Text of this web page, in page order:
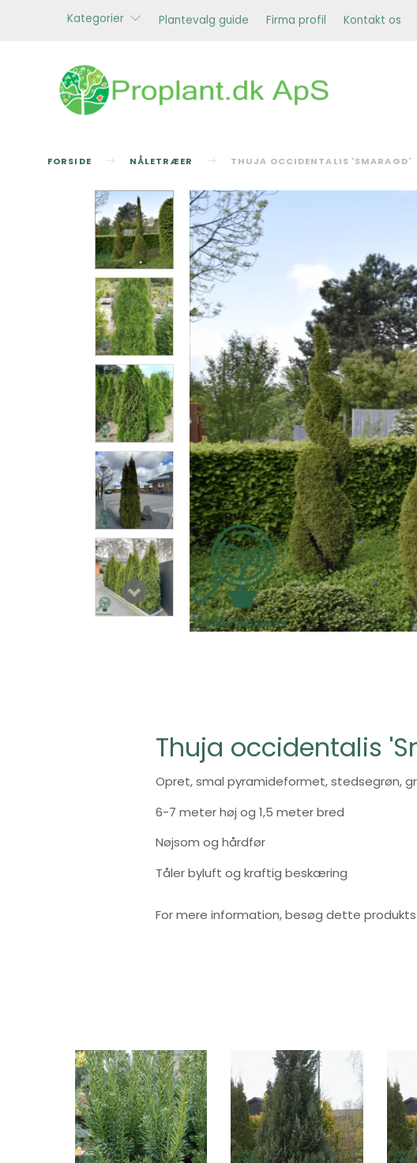
Kategorier Plantevalg guide Firma profil Kontakt os
FORSIDE NÅLETRÆER THUJA OCCIDENTALIS 'SMARAGD'
Thuja occidentalis
Opret, smal pyramideformet, stedsegrøn,
6-7 meter høj og 1,5 meter bred
Nøjsom og hårdfør
Tåler byluft og kraftig beskæring
For mere information, besøg dette